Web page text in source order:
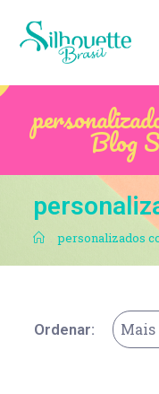
Blog
. personalizados
Ordenar: Mais